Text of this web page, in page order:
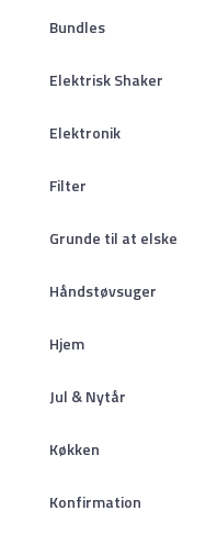
Bundles
Elektrisk Shaker
Elektronik
Filter
Grunde til at elske
Håndstøvsuger
Hjem
Jul & Nytår
Køkken
Konfirmation